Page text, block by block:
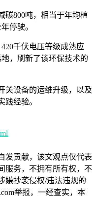
碳800吨，相当于年均植
停驶。
千伏电压等级成熟应
，刷新了该环保技术的
关设备的运维升级，以及
践经验。
发贡献，该文观点仅代表
服务，不拥有所有权，不
嫌抄袭侵权/违法违规的
举报，一经查实，本